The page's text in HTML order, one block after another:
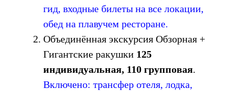
гид, входные билеты на все локации,
обед на плавучем ресторане.
Объединённая экскурсия Обзорная +
Гигантские ракушки 125
индивидуальная, 110 групповая.
Включено: трансфер отеля, лодка,